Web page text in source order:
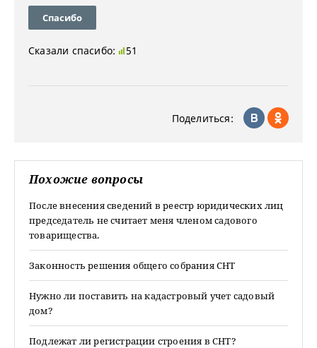
Спасибо
Сказали спасибо: 51
Поделиться:
Похожие вопросы
После внесения сведений в реестр юридических лиц
председатель не считает меня членом садового
товарищества.
Законность решения общего собрания СНТ
Нужно ли поставить на кадастровый учет садовый
дом?
Подлежат ли регистрации строения в СНТ?